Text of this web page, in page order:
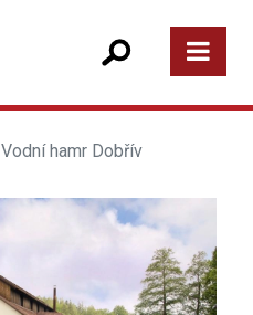
Vodní hamr Dobřív